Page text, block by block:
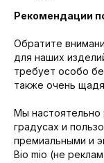
Рекомендации
Обратите
для наших
требует особо
также очень
Мы
градусах и
премиальными и
Bio mio (не